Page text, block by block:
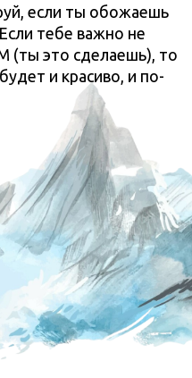
если ты обожаешь
Если тебе важно не
(ты это сделаешь), то
и красиво, и по-